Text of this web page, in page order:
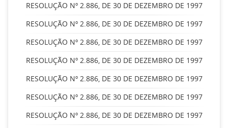
RESOLUÇÃO Nº 2.886, DE 30 DE DEZEMBRO DE 1997
RESOLUÇÃO Nº 2.886, DE 30 DE DEZEMBRO DE 1997
RESOLUÇÃO Nº 2.886, DE 30 DE DEZEMBRO DE 1997
RESOLUÇÃO Nº 2.886, DE 30 DE DEZEMBRO DE 1997
RESOLUÇÃO Nº 2.886, DE 30 DE DEZEMBRO DE 1997
RESOLUÇÃO Nº 2.886, DE 30 DE DEZEMBRO DE 1997
RESOLUÇÃO Nº 2.886, DE 30 DE DEZEMBRO DE 1997